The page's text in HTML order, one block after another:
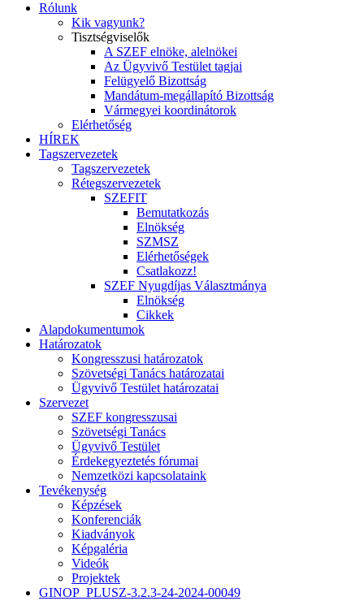
Rólunk
Kik vagyunk?
Tisztségviselők
A SZEF elnöke, alelnökei
Az Ügyvivő Testület tagjai
Felügyelő Bizottság
Mandátum-megállapító Bizottság
Vármegyei koordinátorok
Elérhetőség
HÍREK
Tagszervezetek
Tagszervezetek
Rétegszervezetek
SZEFIT
Bemutatkozás
Elnökség
SZMSZ
Elérhetőségek
Csatlakozz!
SZEF Nyugdíjas Választmánya
Elnökség
Cikkek
Alapdokumentumok
Határozatok
Kongresszusi határozatok
Szövetségi Tanács határozatai
Ügyvivő Testület határozatai
Szervezet
SZEF kongresszusai
Szövetségi Tanács
Ügyvivő Testület
Érdekegyeztetés fórumai
Nemzetközi kapcsolataink
Tevékenység
Képzések
Konferenciák
Kiadványok
Képgaléria
Videók
Projektek
GINOP_PLUSZ-3.2.3-24-2024-00049